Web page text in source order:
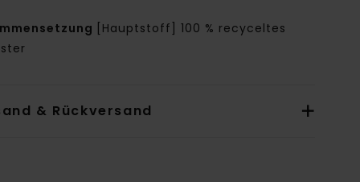
[Hauptstoff] 100 % recyceltes
& Rückversand